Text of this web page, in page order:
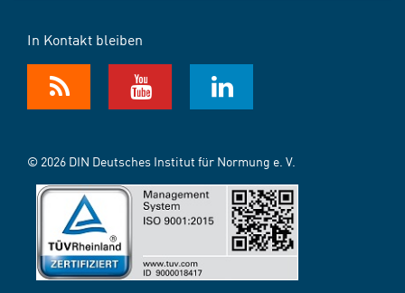
In Kontakt bleiben
© 2026 DIN Deutsches Institut für Normung e. V.